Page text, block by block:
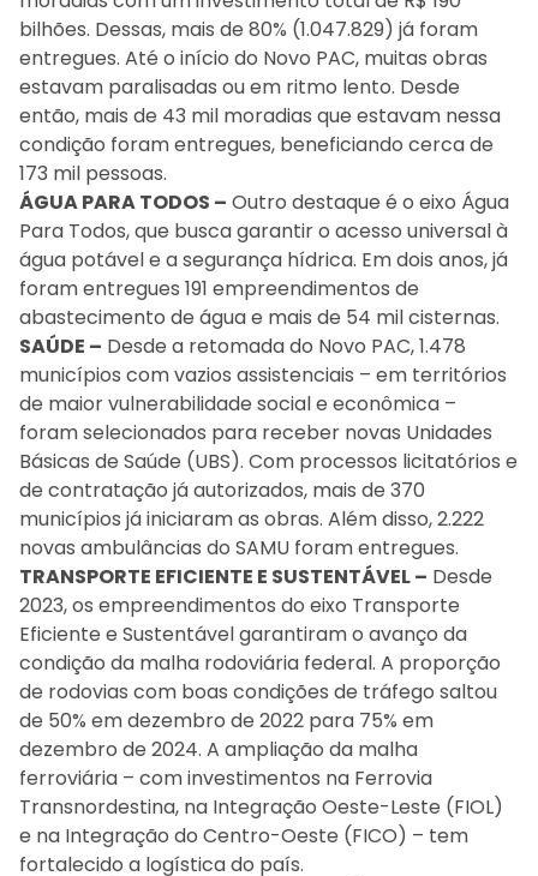
bilhões. Dessas, mais de 80% (1.047.829) já foram
entregues. Até o início do Novo PAC, muitas obras
estavam paralisadas ou em ritmo lento. Desde
então, mais de 43 mil moradias que estavam nessa
condição foram entregues, beneficiando cerca de
173 mil pessoas.
ÁGUA PARA TODOS – Outro destaque é o eixo Água
Para Todos, que busca garantir o acesso universal à
água potável e a segurança hídrica. Em dois anos, já
foram entregues 191 empreendimentos de
abastecimento de água e mais de 54 mil cisternas.
SAÚDE – Desde a retomada do Novo PAC, 1.478
municípios com vazios assistenciais – em territórios
de maior vulnerabilidade social e econômica –
foram selecionados para receber novas Unidades
Básicas de Saúde (UBS). Com processos licitatórios e
de contratação já autorizados, mais de 370
municípios já iniciaram as obras. Além disso, 2.222
novas ambulâncias do SAMU foram entregues.
TRANSPORTE EFICIENTE E SUSTENTÁVEL – Desde
2023, os empreendimentos do eixo Transporte
Eficiente e Sustentável garantiram o avanço da
condição da malha rodoviária federal. A proporção
de rodovias com boas condições de tráfego saltou
de 50% em dezembro de 2022 para 75% em
dezembro de 2024. A ampliação da malha
ferroviária – com investimentos na Ferrovia
Transnordestina, na Integração Oeste-Leste (FIOL)
e na Integração do Centro-Oeste (FICO) – tem
fortalecido a logística do país.